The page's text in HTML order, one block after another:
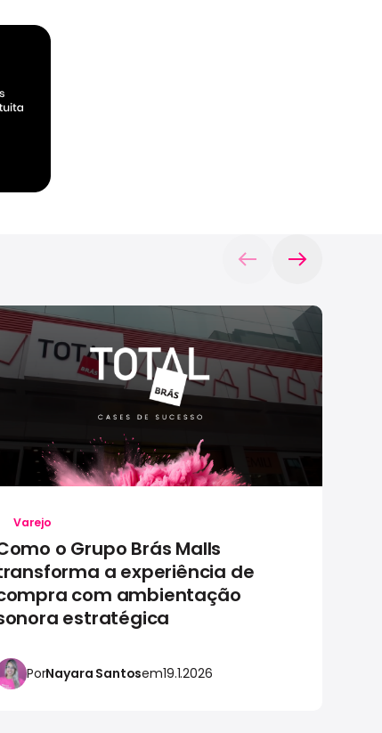
Varejo
o Grupo Brás Malls
a experiência de
com ambientação
estratégica
PorNayara Santosem19.1.2026